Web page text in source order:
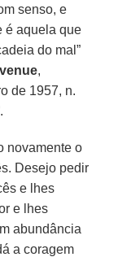
senso, e
é aquela que
do mal”
,
de 1957, n.
novamente o
Desejo pedir
e lhes
e lhes
abundância
a coragem